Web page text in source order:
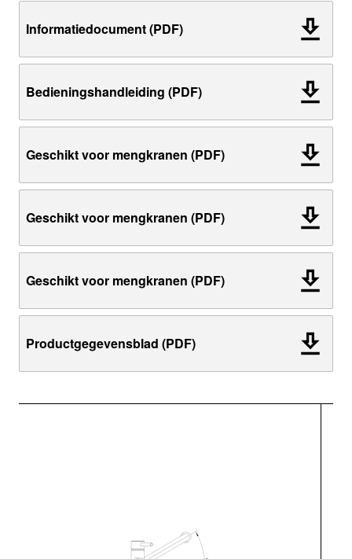
Informatiedocument (PDF)
Bedieningshandleiding (PDF)
Geschikt voor mengkranen (PDF)
Geschikt voor mengkranen (PDF)
Geschikt voor mengkranen (PDF)
Productgegevensblad (PDF)